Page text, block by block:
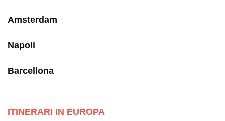
Amsterdam
Napoli
Barcellona
ITINERARI IN EUROPA